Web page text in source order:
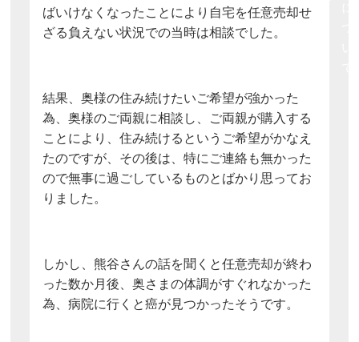
ばいけなくなったことにより自宅を任意売却せ
ざる負えない状況での当時は相談でした。
結果、奥様の住み続けたいご希望が強かった
為、奥様のご両親に相談し、ご両親が購入する
ことにより、住み続けるというご希望がかなえ
たのですが、その後は、特にご連絡も無かった
ので無事に過ごしているものとばかり思ってお
りました。
しかし、熊谷さんの話を聞くと任意売却が終わ
った数か月後、奥さまの体調がすぐれなかった
為、病院に行くと癌が見つかったそうです。